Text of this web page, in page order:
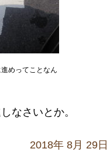
めってことなん
なさいとか。
2018年 8月 29